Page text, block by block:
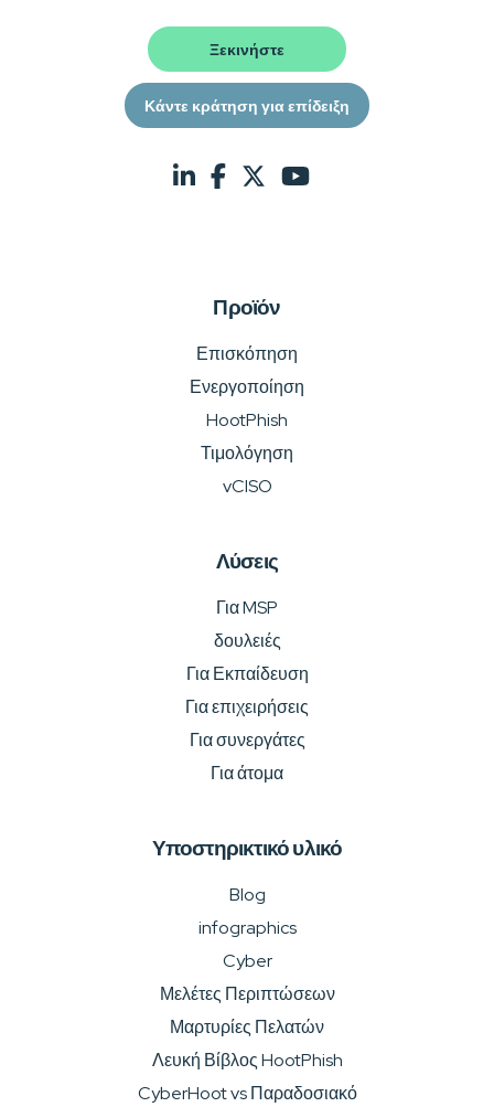
Ξεκινήστε
Κάντε κράτηση για επίδειξη
Προϊόν
Επισκόπηση
Ενεργοποίηση
HootPhish
Τιμολόγηση
vCISO
Λύσεις
Για MSP
δουλειές
Για Εκπαίδευση
Για επιχειρήσεις
Για συνεργάτες
Για άτομα
Υποστηρικτικό υλικό
Blog
infographics
Cyber
Μελέτες Περιπτώσεων
Μαρτυρίες Πελατών
Λευκή Βίβλος HootPhish
CyberHoot vs Παραδοσιακό